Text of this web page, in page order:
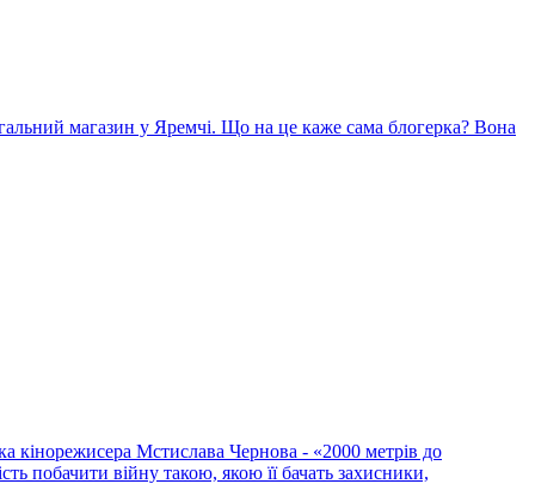
магазин у Яремчі. Що на це каже сама блогерка? Вона
кінорежисера Мстислава Чернова - «2000 метрів до
побачити війну такою, якою її бачать захисники,